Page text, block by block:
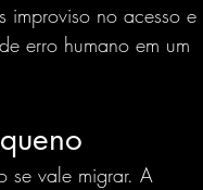
improviso no acesso e
erro humano em um
se vale migrar. A